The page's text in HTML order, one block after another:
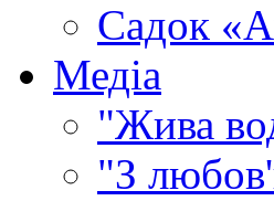
Садок
Медіа
"Жива
"З